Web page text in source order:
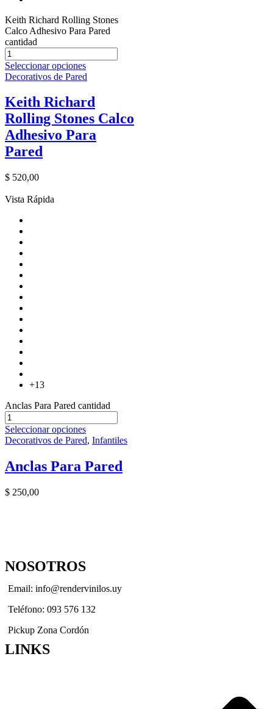
Keith Richard Rolling Stones
Calco Adhesivo Para Pared
cantidad
Seleccionar opciones
Decorativos de Pared
Keith Richard
Rolling Stones Calco
Adhesivo Para
Pared
$ 520,00
Vista Rápida
+13
Anclas Para Pared cantidad
Seleccionar opciones
Decorativos de Pared, Infantiles
Anclas Para Pared
$ 250,00
NOSOTROS
Email: info@rendervinilos.uy
Teléfono: 093 576 132
Pickup Zona Cordón
LINKS